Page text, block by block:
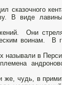
сказочного
В виде
Они
воинам. В
называли в
же, чудь, в